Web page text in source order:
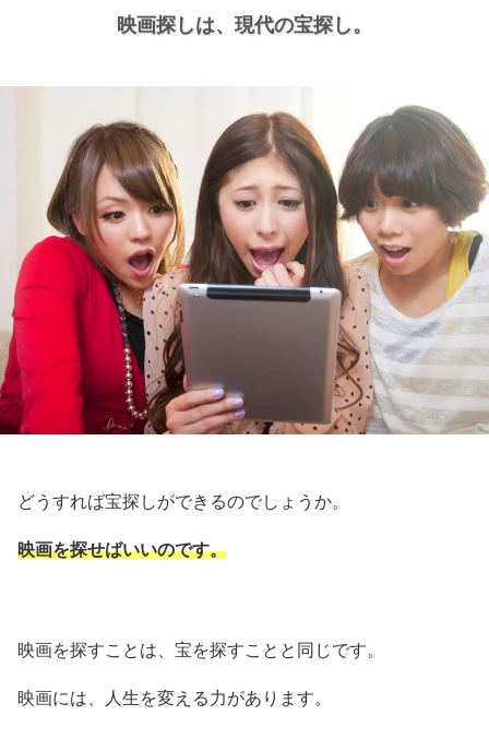
映画探しは、 現代の宝探し。
どうすれば宝探しができるのでしょうか。
映画を探せばいいのです。
映画を探すことは、宝を探すことと同じです。
映画には、人生を変える力があります。